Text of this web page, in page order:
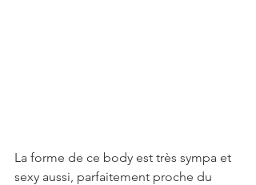
La forme de ce body est très sympa et
sexy aussi, parfaitement proche du